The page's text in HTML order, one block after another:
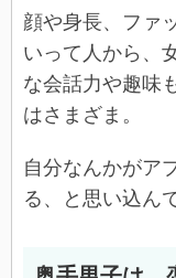
顔や身長、ファ
いって人から、
な会話力や趣味
はさまざま。
自分なんかがア
る、と思い込ん